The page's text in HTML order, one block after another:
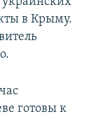
в Крыму.
готовы к